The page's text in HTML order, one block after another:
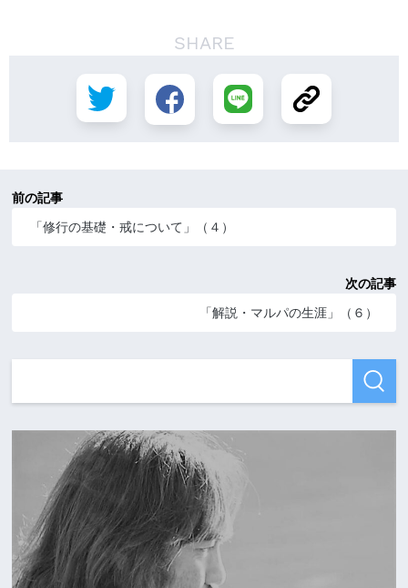
SHARE
前の記事
「修行の基礎・戒について」（４）
次の記事
「解説・マルパの生涯」（６）